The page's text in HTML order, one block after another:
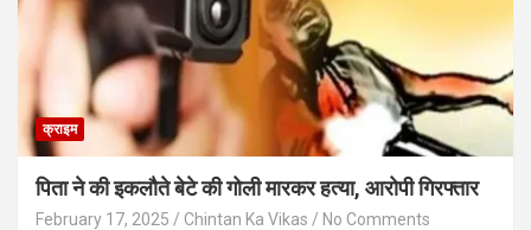
क्राइम
पिता ने की इकलौते बेटे की गोली मारकर हत्या, आरोपी गिरफ्तार
February 17, 2025 Chintan Ka Vikas No Comments